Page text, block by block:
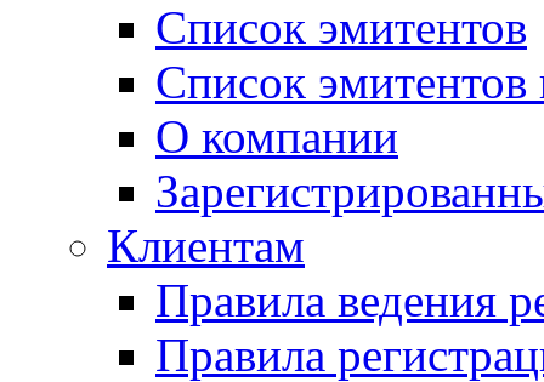
Список эмитентов
Список эмитентов
О компании
Клиентам
Правила ведения
Правила